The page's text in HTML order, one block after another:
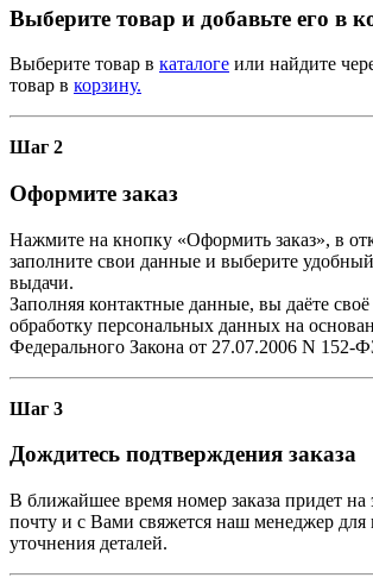
Выберите товар и добавьте его в
Выберите товар в каталоге или найдите
товар в корзину.
Шаг 2
Оформите заказ
Нажмите на кнопку «Оформить заказ», в
заполните свои данные и выберите
выдачи.
Заполняя контактные данные, вы даёте своё
обработку персональных данных на
Федерального Закона от 27.07.2006 N 152-
Шаг 3
Дождитесь подтверждения заказа
В ближайшее время номер заказа придет
почту и с Вами свяжется наш менеджер для
уточнения деталей.